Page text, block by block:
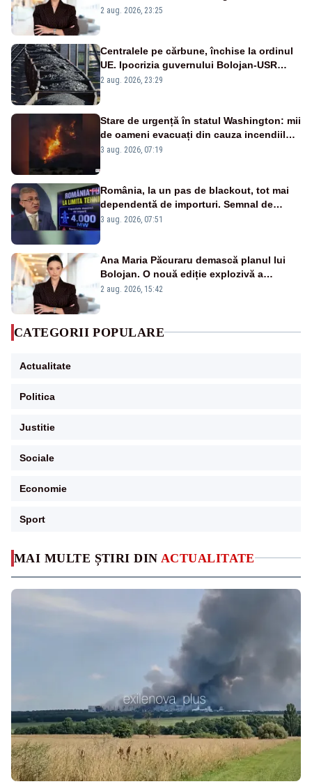
MAI MULTE ȘTIRI DIN ACTUALITATE
portiță?”
2 aug. 2026, 23:25
Centralele pe cărbune, închise la ordinul
UE. Ipocrizia guvernului Bolojan-USR
după starea de alertă
2 aug. 2026, 23:29
Stare de urgență în statul Washington: mii
de oameni evacuați din cauza incendiilor
puternice de vegetație
3 aug. 2026, 07:19
România, la un pas de blackout, tot mai
dependentă de importuri. Semnal de
alarmă tras de un expert în energie
3 aug. 2026, 07:51
Ana Maria Păcuraru demască planul lui
Bolojan. O nouă ediție explozivă a
emisiunii „Miza Zilei” la Realitatea PLUS
2 aug. 2026, 15:42
CATEGORII POPULARE
Actualitate
Politica
Justitie
Sociale
Economie
Sport